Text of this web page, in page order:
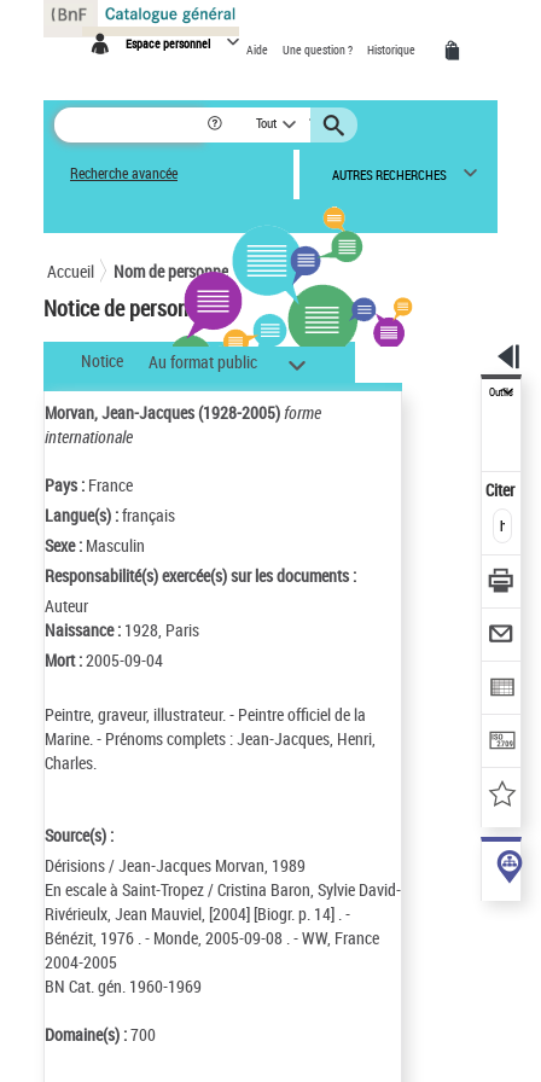
Espace personnel Aide Une question ? Historique
Tout
Recherche avancée AUTRES RECHERCHES
Accueil Nom de personne
Notice de personne
Notice Au format public
Morvan, Jean-Jacques (1928-2005)forme
internationale
Pays : France
Langue(s) :français
Sexe : Masculin
Responsabilité(s) exercée(s) sur les documents :
Auteur
Naissance : 1928, Paris
Mort :2005-09-04
Peintre, graveur, illustrateur. - Peintre officiel de la
Marine. - Prénoms complets : Jean-Jacques, Henri,
Charles.
Source(s) :
Dérisions / Jean-Jacques Morvan, 1989
En escale à Saint-Tropez / Cristina Baron, Sylvie David-
Rivérieulx, Jean Mauviel, [2004] [Biogr. p. 14] . -
Bénézit, 1976 . - Monde, 2005-09-08 . - WW, France
2004-2005
BN Cat. gén. 1960-1969
Domaine(s) :700
Outils
Citer
Panneau de gestion des cookies